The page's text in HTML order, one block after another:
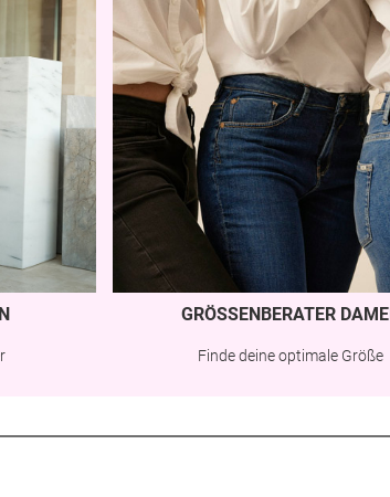
GRÖSSENBERATER DAMEN
Finde deine optimale Größe